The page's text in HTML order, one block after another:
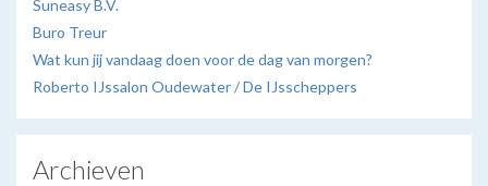
Suneasy B.V.
Buro Treur
Wat kun jij vandaag doen voor de dag van morgen?
Roberto IJssalon Oudewater / De IJsscheppers
Archieven